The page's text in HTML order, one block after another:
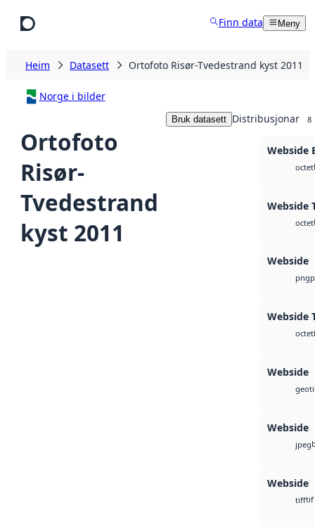
Finn data Meny
Heim Datasett Ortofoto Risør-Tvedestrand kyst 2011
Norge i bilder
Ortofoto
Risør-
Tvedestrand
kyst 2011
Bruk datasett Distribusjonar 8
Webside
octet
Webside
octet
Webside
png
Webside
octet
Webside
Webside
jpeg
Webside
tifftif